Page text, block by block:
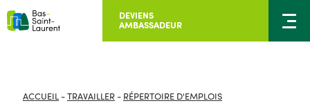
DEVIENS
AMBASSADEUR
ACCUEIL -TRAVAILLER- RÉPERTOIRE D'EMPLOIS